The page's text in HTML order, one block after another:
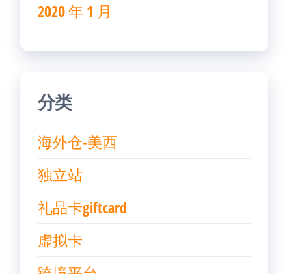
2020 年 1 月
分类
海外仓-美西
独立站
礼品卡giftcard
虚拟卡